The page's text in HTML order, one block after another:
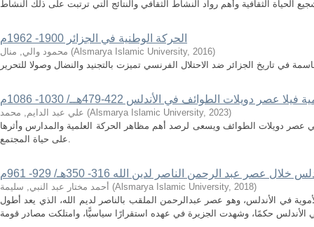
الحياة الثقافية وأهم رواد النشاط الثقافي والنتائج التي ترتبت على ذلك النشاط
الحركة الوطنية في الجزائر 1900- 1962م
محمود والي, منال (Alsmarya Islamic University, 2016)
في تاريخ الجزائر ضد الاحتلال الفرنسي تميزت بالتجنيد والنضال وصولا للتحرير
عصر دويلات الطوائف في الأندلس 422-479هــ/ 1030- 1086م
علي عبد الدايم, محمد (Alsmarya Islamic University, 2023)
عصر دويلات الطوائف ويسعى لرصد أهم مظاهر الحركة العلمية والمدارس وأثرها
على حياة المجتمع.
عصر عبد الرحمن الناصر لدين الله 316- 350هـ/ 929- 961م
أحمد مختار عبد النبي, سليمة (Alsmarya Islamic University, 2018)
في الأندلس، وهو عصر عبدالرحمن الملقب بالناصر لديم الله، الذي يعد أطول